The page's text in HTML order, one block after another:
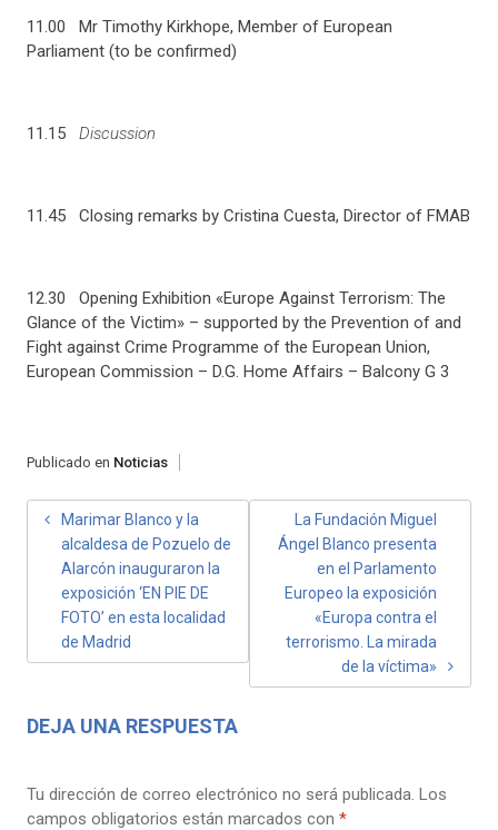
11.00 Mr Timothy Kirkhope, Member of European
Parliament (to be confirmed)
11.15 Discussion
11.45 Closing remarks by Cristina Cuesta, Director of FMAB
12.30
Opening Exhibition «Europe Against Terrorism: The
Glance of the Victim» – supported by the Prevention of and
Fight against Crime Programme of the European Union,
European Commission – D.G. Home Affairs – Balcony G 3
Publicado en Noticias
NAVEGACIÓN
ENTRADAS
Marimar Blanco y la
alcaldesa de Pozuelo de
Alarcón inauguraron la
exposición ‘EN PIE DE
FOTO’ en esta localidad
de Madrid
La Fundación Miguel
Ángel Blanco presenta
en el Parlamento
Europeo la exposición
«Europa contra el
terrorismo. La mirada
de la víctima»
DEJA UNA RESPUESTA
Tu dirección de correo electrónico no será publicada. Los
campos obligatorios están marcados con *